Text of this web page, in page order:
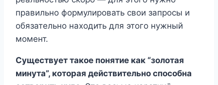
правильно формулировать свои запросы и
обязательно находить для этого нужный
момент.
Существует такое понятие как “золотая
минута”, которая действительно способна